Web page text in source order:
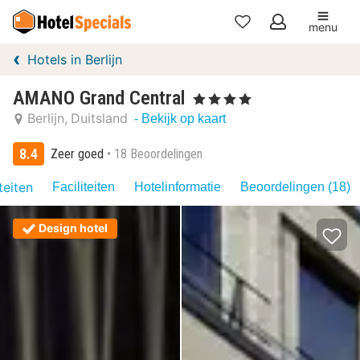
Mijn
menu
Hotels in Berlijn
AMANO Grand Central , 4 Sterren
Berlijn Duitsland - Bekijk op kaart
8.4 Zeer goed 18 Beoordelingen
Faciliteiten Hotelinformatie Beoordelingen (18)
Design hotel